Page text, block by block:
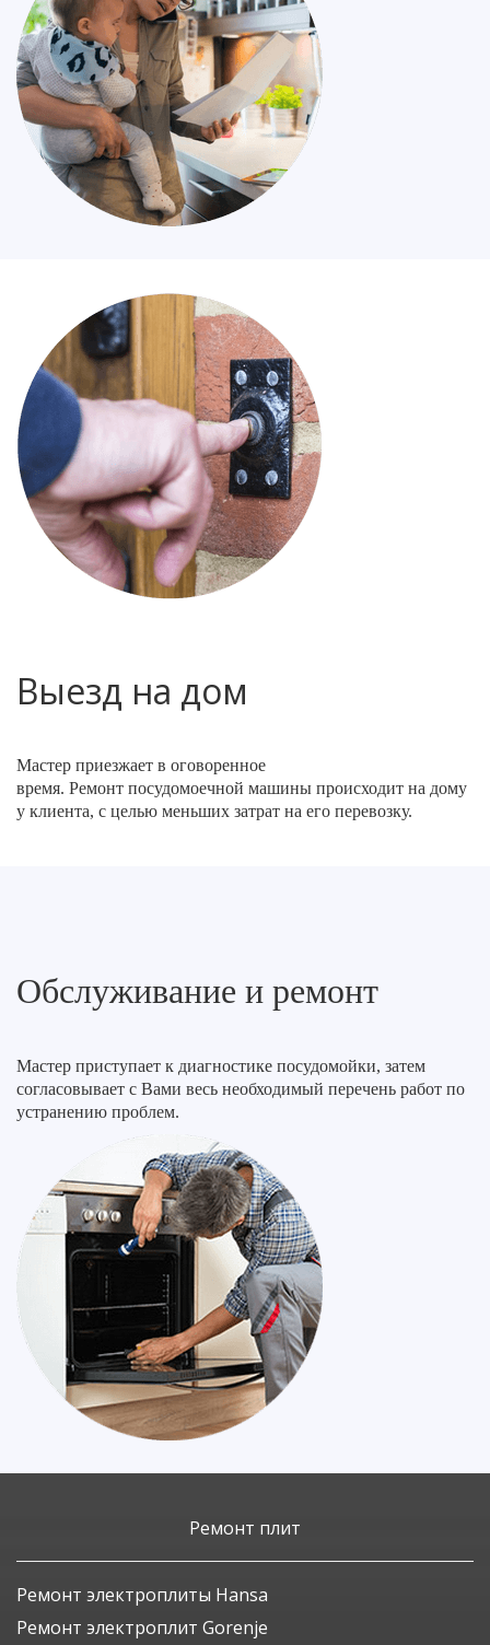
Выезд на дом
Мастер приезжает в оговоренное
время. Ремонт посудомоечной машины происходит на дому
у клиента, с целью меньших затрат на его перевозку.
Обслуживание и ремонт
Мастер приступает к диагностике посудомойки, затем
согласовывает с Вами весь необходимый перечень работ по
устранению проблем.
Ремонт плит
Ремонт электроплиты Hansa
Ремонт электроплит Gorenje